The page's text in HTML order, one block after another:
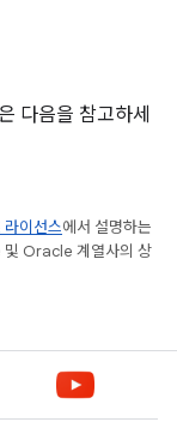
다음을 참고하세
라이선스에서 설명하는
및 Oracle 계열사의 상